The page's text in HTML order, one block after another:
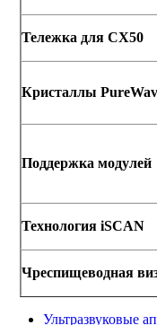
Тележка для CX50
Кристаллы
Поддержка модулей
Технология iSCAN
Чреспищеводная
Ультразвуковые